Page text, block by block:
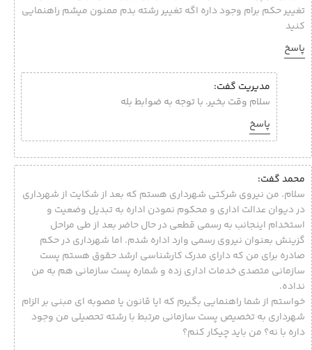
تغییر حکم برام وجود داره اگه تغییر رشته بدم ممنون میشم راهنمایی
کنید
پاسخ
مدیریت گفت:
سلام وقت بخیر. با توجه به ضوابط بله
پاسخ
محمد گفت:
سلام. من نیروی شرکتی شهرداری هستم که بعد از شکایت از شهرداری
در دیوان عدالت اداری و محکوم نمودن اداره به تبدیل وضعیت و
استخدام اینجانب به رسمی قطعی در حال حاضر بعد از طی مراحل
گزینش بعنوان نیروی رسمی وارد اداره شدم. اما شهرداری در حکم
صادره برای من که دارای مدرک کارشناسی ارشد حقوق هستم پست
سازمانی متصدی خدمات اداری زده و شماره پست سازمانی هم به من
نداده.
خواستم از شما راهنمایی بگیرم که ایا قانون یا مصوبه ای مبنی بر الزام
شهرداری به تخصیص پست سازمانی مرتبط با رشته تحصیلی من وجود
داره با نه؟ من باید چیکار کنم؟